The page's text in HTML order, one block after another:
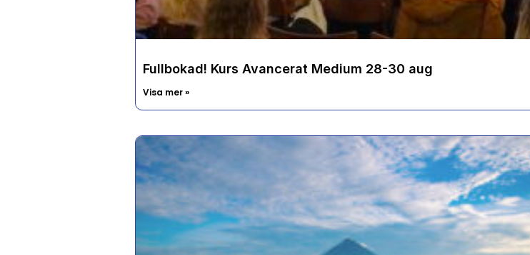
Fullbokad! Kurs Avancerat Medium 28-30 aug
Visa mer »